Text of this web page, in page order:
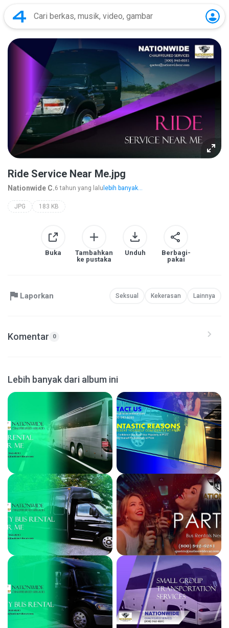
Ride Service Near Me.jpg
Nationwide C.6 tahun yang lalu lebih banyak...
JPG 183 KB
Buka
Tambahkan
ke pustaka
Unduh
Berbagi-
pakai
Laporkan Seksual Kekerasan Lainnya
Komentar 0
Lebih banyak dari album ini